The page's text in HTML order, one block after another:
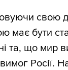
свою
має бути
та, що мир
Росії.